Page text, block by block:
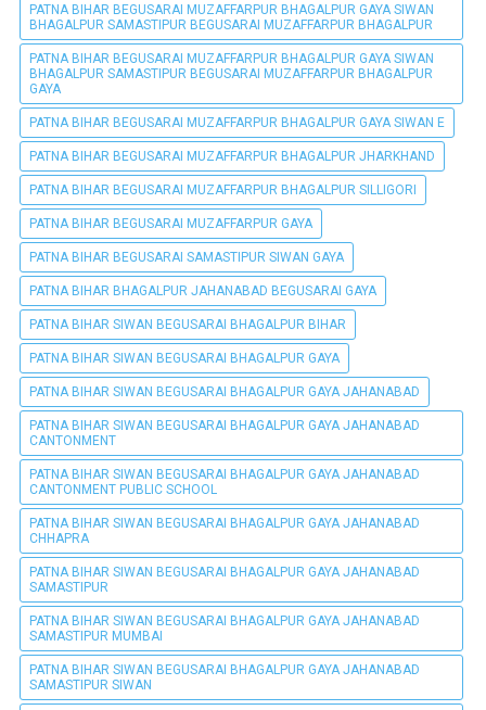
PATNA BIHAR BEGUSARAI MUZAFFARPUR BHAGALPUR GAYA SIWAN
BHAGALPUR SAMASTIPUR BEGUSARAI MUZAFFARPUR BHAGALPUR
PATNA BIHAR BEGUSARAI MUZAFFARPUR BHAGALPUR GAYA SIWAN
BHAGALPUR SAMASTIPUR BEGUSARAI MUZAFFARPUR BHAGALPUR
GAYA
PATNA BIHAR BEGUSARAI MUZAFFARPUR BHAGALPUR GAYA SIWAN E
PATNA BIHAR BEGUSARAI MUZAFFARPUR BHAGALPUR JHARKHAND
PATNA BIHAR BEGUSARAI MUZAFFARPUR BHAGALPUR SILLIGORI
PATNA BIHAR BEGUSARAI MUZAFFARPUR GAYA
PATNA BIHAR BEGUSARAI SAMASTIPUR SIWAN GAYA
PATNA BIHAR BHAGALPUR JAHANABAD BEGUSARAI GAYA
PATNA BIHAR SIWAN BEGUSARAI BHAGALPUR BIHAR
PATNA BIHAR SIWAN BEGUSARAI BHAGALPUR GAYA
PATNA BIHAR SIWAN BEGUSARAI BHAGALPUR GAYA JAHANABAD
PATNA BIHAR SIWAN BEGUSARAI BHAGALPUR GAYA JAHANABAD
CANTONMENT
PATNA BIHAR SIWAN BEGUSARAI BHAGALPUR GAYA JAHANABAD
CANTONMENT PUBLIC SCHOOL
PATNA BIHAR SIWAN BEGUSARAI BHAGALPUR GAYA JAHANABAD
CHHAPRA
PATNA BIHAR SIWAN BEGUSARAI BHAGALPUR GAYA JAHANABAD
SAMASTIPUR
PATNA BIHAR SIWAN BEGUSARAI BHAGALPUR GAYA JAHANABAD
SAMASTIPUR MUMBAI
PATNA BIHAR SIWAN BEGUSARAI BHAGALPUR GAYA JAHANABAD
SAMASTIPUR SIWAN